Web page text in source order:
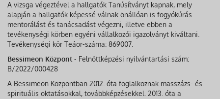
A vizsga végeztével a hallgatók Tanúsítványt kapnak, mely
alapján a hallgatók képessé válnak önállóan is fogyókúrás
mentorálást és tanácsadást végezni, illetve ebben a
tevékenységi körben egyéni vállalkozói igazolványt kiváltani.
Tevékenységi kör Teáor-száma: 869007.
Bessimeon Központ - Felnőttképzési nyilvántartási szám:
B/2022/000428
A Bessimeon Központban 2012. óta foglalkoznak masszázs- és
spirituális oktatásokkal, továbbképzésekkel. 2013. óta a